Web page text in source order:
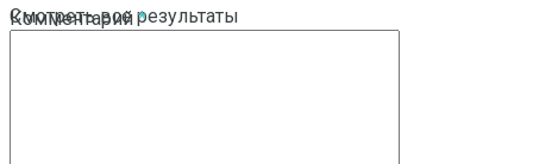
Смотреть все результаты
Комментарий*